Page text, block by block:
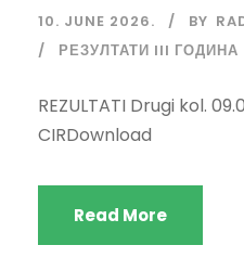
10. JUNE 2026. BY
РЕЗУЛТАТИ III ГОДИНА
REZULTATI Drugi kol.
CIRDownload
Read More